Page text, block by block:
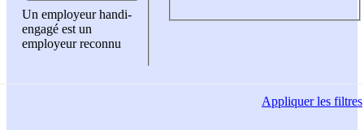
Un employeur handi-
engagé est un
employeur reconnu
Appliquerles filtres